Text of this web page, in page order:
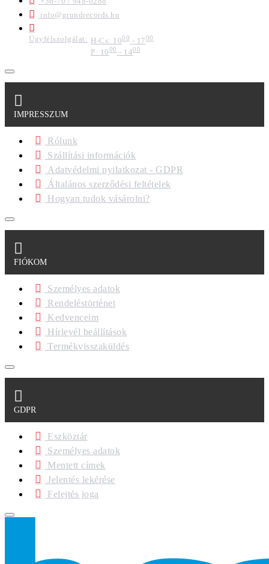
info@grundrecords.hu
Ügyfélszolgálat: H-Cs: 1000 - 1700
P: 1000- 1400
IMPRESSZUM
Rólunk
Szállítási információk
Adatvédelmi nyilatkozat - GDPR
Általános szerződési feltételek
Hogyan tudok vásárolni?
FIÓKOM
Személyes adatok
Rendeléstörténet
Kedvenceim
Hírlevél beállítások
Termékvisszaküldés
GDPR
Eszköztár
Személyes adatok
Mentett címek
Jelentés lekérése
Felejtés joga